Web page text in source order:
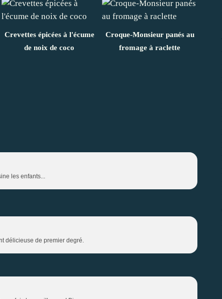
Crevettes épicées à l'écume
de noix de coco
Croque-Monsieur panés au
fromage à raclette
les enfants...
délicieuse de premier degré.